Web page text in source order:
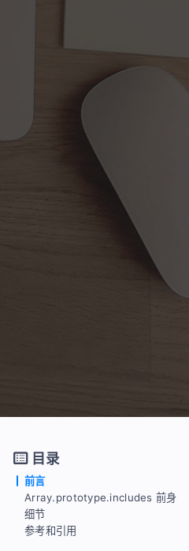
目录
前言
Array.prototype.includes 前身
细节
起源
参考和引用